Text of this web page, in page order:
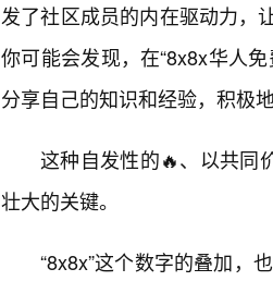
发了社区成员的内在驱动力，
你可能会发现，在“8x8x华人
分享自己的知识和经验，积极
这种自发性的🔥、以共同
壮大的关键。
“8x8x”这个数字的叠加，